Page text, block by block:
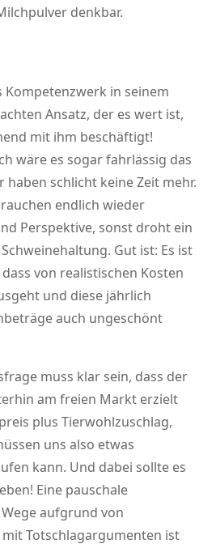
denkbar.
Kompetenzwerk in seinem
Ansatz, der es wert ist,
mit ihm beschäftigt!
wäre es sogar fahrlässig das
schlicht keine Zeit mehr.
endlich wieder
Perspektive, sonst droht ein
Gut ist: Es ist
von realistischen Kosten
und diese jährlich
auch ungeschönt
muss klar sein, dass der
am freien Markt erzielt
plus Tierwohlzuschlag,
uns also etwas
kann. Und dabei sollte es
Eine pauschale
aufgrund von
Totschlagargumenten ist